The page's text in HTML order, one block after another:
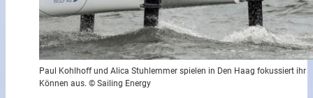
Paul Kohlhoff und Alica Stuhlemmer spielen in Den Haag fokussiert ihr
Können aus. © Sailing Energy